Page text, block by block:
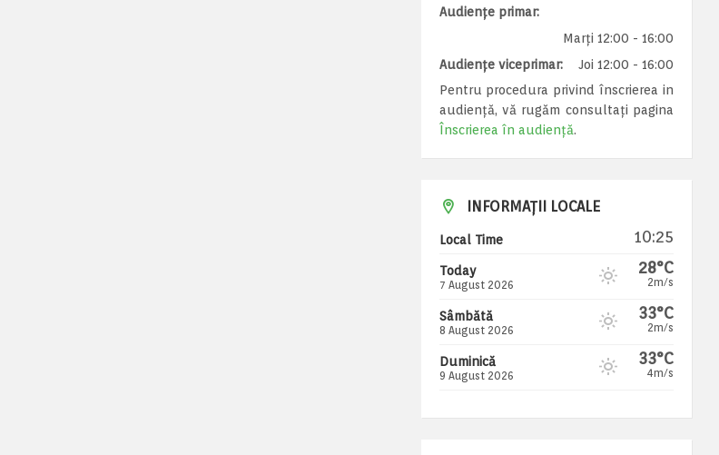
Audiențe primar:
Marți 12:00 - 16:00
Audiențe viceprimar:
Joi 12:00 - 16:00
Pentru procedura privind înscrierea in
audiență, vă rugăm consultați pagina
Înscrierea în audiență.
INFORMAȚII LOCALE
Local Time 10:25
Today
7 August 2026
28°C
2m/s
Sâmbătă
8 August 2026
33°C
2m/s
Duminică
9 August 2026
33°C
4m/s